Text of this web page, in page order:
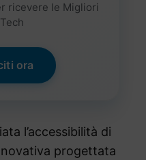
ricevere le Migliori
ora
l’accessibilità di
progettata